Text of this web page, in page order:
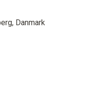
Danmark